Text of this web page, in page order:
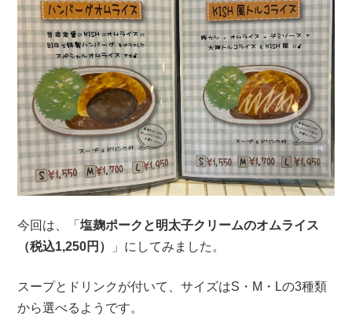
今回は、「塩麹ポークと明太子クリームのオムライス
（税込1,250円）
」にしてみました。
スープとドリンクが付いて、サイズはS・M・Lの3種類
から選べるようです。